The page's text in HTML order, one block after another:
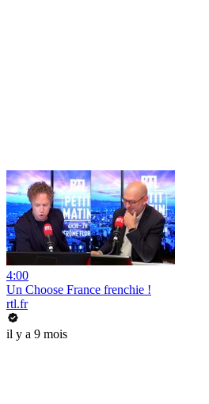
4:00
Un Choose France frenchie !
rtl.fr
il y a 9 mois